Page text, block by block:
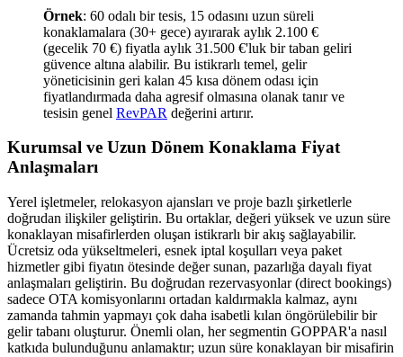
Örnek: 60 odalı bir tesis, 15 odasını uzun süreli
konaklamalara (30+ gece) ayırarak aylık 2.100 €
(gecelik 70 €) fiyatla aylık 31.500 €'luk bir taban geliri
güvence altına alabilir. Bu istikrarlı temel, gelir
yöneticisinin geri kalan 45 kısa dönem odası için
fiyatlandırmada daha agresif olmasına olanak tanır ve
tesisin genel RevPAR değerini artırır.
Kurumsal ve Uzun Dönem Konaklama Fiyat
Anlaşmaları
Yerel işletmeler, relokasyon ajansları ve proje bazlı şirketlerle
doğrudan ilişkiler geliştirin. Bu ortaklar, değeri yüksek ve uzun süre
konaklayan misafirlerden oluşan istikrarlı bir akış sağlayabilir.
Ücretsiz oda yükseltmeleri, esnek iptal koşulları veya paket
hizmetler gibi fiyatın ötesinde değer sunan, pazarlığa dayalı fiyat
anlaşmaları geliştirin. Bu doğrudan rezervasyonlar (direct bookings)
sadece OTA komisyonlarını ortadan kaldırmakla kalmaz, aynı
zamanda tahmin yapmayı çok daha isabetli kılan öngörülebilir bir
gelir tabanı oluşturur. Önemli olan, her segmentin GOPPAR'a nasıl
katkıda bulunduğunu anlamaktır; uzun süre konaklayan bir misafirin